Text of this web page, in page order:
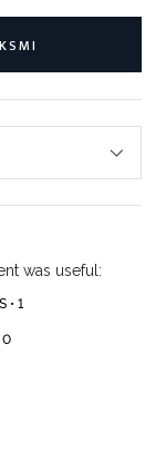
was useful:
•1
0